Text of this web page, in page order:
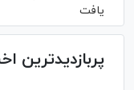
یافت
پربازدیدترین